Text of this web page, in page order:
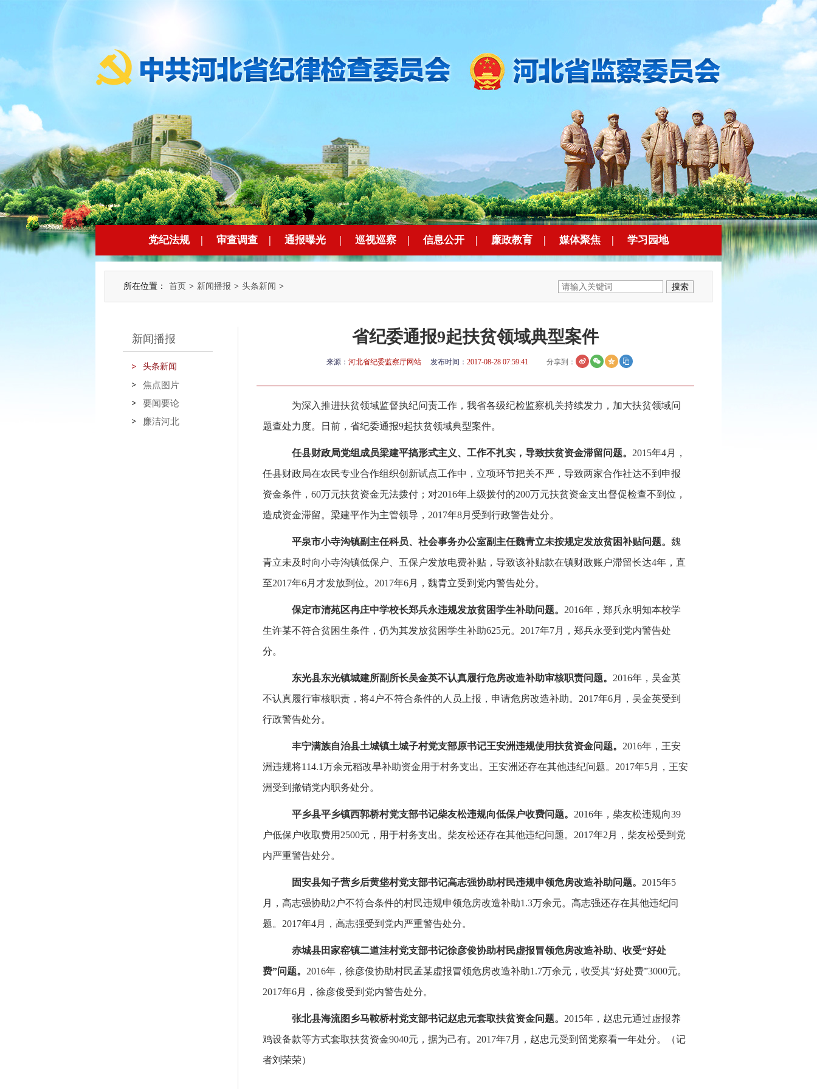
党纪法规 | 审查调查 | 通报曝光 | 巡视巡察 | 信息公开 | 廉政教育 | 媒体聚焦 | 学习园地
所在位置： 首页 > 新闻播报 > 头条新闻 >
新闻播报
头条新闻
焦点图片
要闻要论
廉洁河北
省纪委通报9起扶贫领域典型案件
来源： 河北省纪委监察厅网站 发布时间： 2017-08-28 07:59:41 分享到：
为深入推进扶贫领域监督执纪问责工作，我省各级纪检监察机关持续发力，加大扶贫领域问
题查处力度。日前，省纪委通报9起扶贫领域典型案件。
任县财政局党组成员梁建平搞形式主义、工作不扎实，导致扶贫资金滞留问题。 2015年4月，
任县财政局在农民专业合作组织创新试点工作中，立项环节把关不严，导致两家合作社达不到申报
资金条件，60万元扶贫资金无法拨付；对2016年上级拨付的200万元扶贫资金支出督促检查不到位，
造成资金滞留。梁建平作为主管领导，2017年8月受到行政警告处分。
平泉市小寺沟镇副主任科员、社会事务办公室副主任魏青立未按规定发放贫困补贴问题。 魏
青立未及时向小寺沟镇低保户、五保户发放电费补贴，导致该补贴款在镇财政账户滞留长达4年，直
至2017年6月才发放到位。2017年6月，魏青立受到党内警告处分。
保定市清苑区冉庄中学校长郑兵永违规发放贫困学生补助问题。 2016年，郑兵永明知本校学
生许某不符合贫困生条件，仍为其发放贫困学生补助625元。2017年7月，郑兵永受到党内警告处
分。
东光县东光镇城建所副所长吴金英不认真履行危房改造补助审核职责问题。 2016年，吴金英
不认真履行审核职责，将4户不符合条件的人员上报，申请危房改造补助。2017年6月，吴金英受到
行政警告处分。
丰宁满族自治县土城镇土城子村党支部原书记王安洲违规使用扶贫资金问题。 2016年，王安
洲违规将114.1万余元稻改旱补助资金用于村务支出。王安洲还存在其他违纪问题。2017年5月，王安
洲受到撤销党内职务处分。
平乡县平乡镇西郭桥村党支部书记柴友松违规向低保户收费问题。 2016年，柴友松违规向39
户低保户收取费用2500元，用于村务支出。柴友松还存在其他违纪问题。2017年2月，柴友松受到党
内严重警告处分。
固安县知子营乡后黄垡村党支部书记高志强协助村民违规申领危房改造补助问题。 2015年5
月，高志强协助2户不符合条件的村民违规申领危房改造补助1.3万余元。高志强还存在其他违纪问
题。2017年4月，高志强受到党内严重警告处分。
赤城县田家窑镇二道洼村党支部书记徐彦俊协助村民虚报冒领危房改造补助、收受“好处
费”问题。 2016年，徐彦俊协助村民孟某虚报冒领危房改造补助1.7万余元，收受其“好处费”3000元。
2017年6月，徐彦俊受到党内警告处分。
张北县海流图乡马鞍桥村党支部书记赵忠元套取扶贫资金问题。 2015年，赵忠元通过虚报养
鸡设备款等方式套取扶贫资金9040元，据为己有。2017年7月，赵忠元受到留党察看一年处分。（记
者刘荣荣）